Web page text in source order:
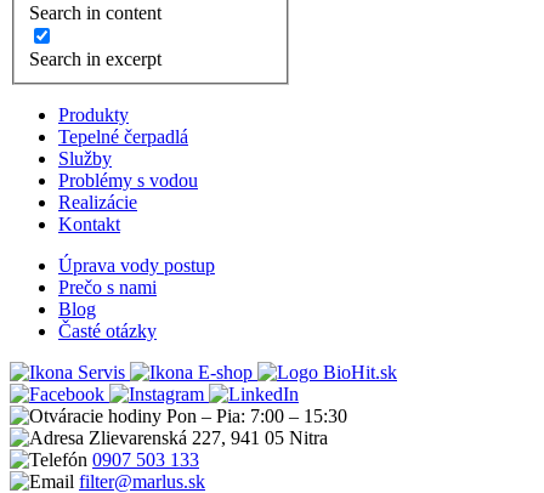
Search in content
Search in excerpt
Produkty
Tepelné čerpadlá
Služby
Problémy s vodou
Realizácie
Kontakt
Úprava vody postup
Prečo s nami
Blog
Časté otázky
Servis
E-shop
Pon – Pia: 7:00 – 15:30
Zlievarenská 227, 941 05 Nitra
0907 503 133
filter@marlus.sk